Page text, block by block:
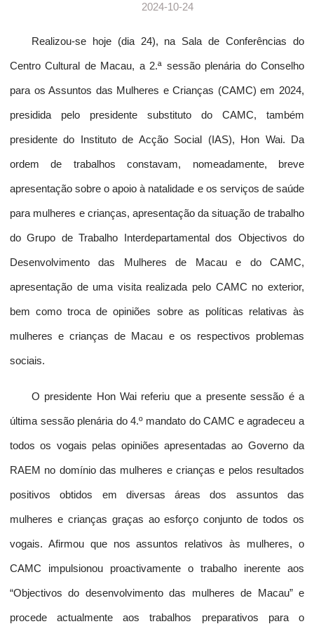
2024-10-24
Realizou-se hoje (dia 24), na Sala de Conferências do
Centro Cultural de Macau, a 2.ª sessão plenária do Conselho
para os Assuntos das Mulheres e Crianças (CAMC) em 2024,
presidida pelo presidente substituto do CAMC, também
presidente do Instituto de Acção Social (IAS), Hon Wai. Da
ordem de trabalhos constavam, nomeadamente, breve
apresentação sobre o apoio à natalidade e os serviços de saúde
para mulheres e crianças, apresentação da situação de trabalho
do Grupo de Trabalho Interdepartamental dos Objectivos do
Desenvolvimento das Mulheres de Macau e do CAMC,
apresentação de uma visita realizada pelo CAMC no exterior,
bem como troca de opiniões sobre as políticas relativas às
mulheres e crianças de Macau e os respectivos problemas
sociais.
O presidente Hon Wai referiu que a presente sessão é a
última sessão plenária do 4.º mandato do CAMC e agradeceu a
todos os vogais pelas opiniões apresentadas ao Governo da
RAEM no domínio das mulheres e crianças e pelos resultados
positivos obtidos em diversas áreas dos assuntos das
mulheres e crianças graças ao esforço conjunto de todos os
vogais. Afirmou que nos assuntos relativos às mulheres, o
CAMC impulsionou proactivamente o trabalho inerente aos
“Objectivos do desenvolvimento das mulheres de Macau” e
procede actualmente aos trabalhos preparativos para o